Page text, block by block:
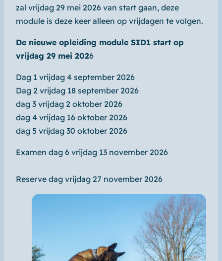
zal vrijdag 29 mei 2026 van start gaan, deze
module is deze keer alleen op vrijdagen te volgen.
De nieuwe opleiding module SID1 start op
vrijdag 29 mei 2026
Dag 1 vrijdag 4 september 2026
Dag 2 vrijdag 18 september 2026
dag 3 vrijdag 2 oktober 2026
dag 4 vrijdag 16 oktober 2026
dag 5 vrijdag 30 oktober 2026
Examen dag 6 vrijdag 13 november 2026
Reserve dag vrijdag 27 november 2026